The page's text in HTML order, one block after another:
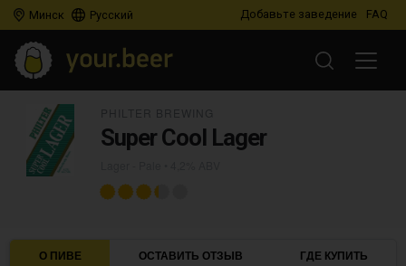
Минск Русский Добавьте заведение FAQ
Super Cool Lager
О ПИВЕ ОСТАВИТЬ ОТЗЫВ ГДЕ КУПИТЬ